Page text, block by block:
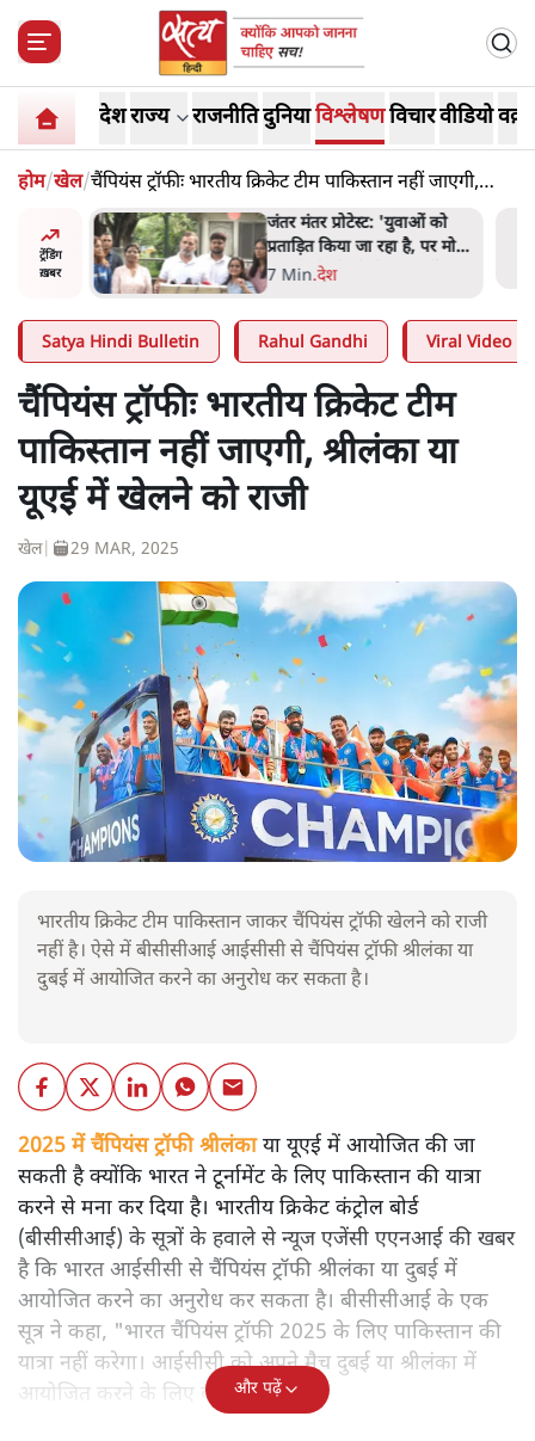
देशराज्य राजनीतिदुनियाविश्लेषणविचारवीडियो
होम/खेल/चैंपियंस ट्रॉफीः भारतीय क्रिकेट टीम पाकिस्तान नहीं जाएगी,
श्रीलंका या यूएई में खेलने को राजी
ट्रेंडिंग
ख़बर
न
सुने':
जंतर मंतर प्रोटेस्ट: 'युवाओं को
प्रताड़ित किया जा रहा है, पर मोदी-
शाह में बोलने की हिम्मत नहीं'-
राहुल
7 Min.देश
Satya Hindi Bulletin Rahul Gandhi Viral Video
चैंपियंस ट्रॉफीः भारतीय क्रिकेट टीम
पाकिस्तान नहीं जाएगी, श्रीलंका या
यूएई में खेलने को राजी
खेल| 29 MAR, 2025
भारतीय क्रिकेट टीम पाकिस्तान जाकर चैंपियंस ट्रॉफी खेलने को राजी
नहीं है। ऐसे में बीसीसीआई आईसीसी से चैंपियंस ट्रॉफी श्रीलंका या
दुबई में आयोजित करने का अनुरोध कर सकता है।
2025 में चैंपियंस ट्रॉफी श्रीलंका या यूएई में आयोजित की जा
सकती है क्योंकि भारत ने टूर्नामेंट के लिए पाकिस्तान की यात्रा
करने से मना कर दिया है। भारतीय क्रिकेट कंट्रोल बोर्ड
(बीसीसीआई) के सूत्रों के हवाले से न्यूज एजेंसी एएनआई की खबर
है कि भारत आईसीसी से चैंपियंस ट्रॉफी श्रीलंका या दुबई में
आयोजित करने का अनुरोध कर सकता है। बीसीसीआई के एक
सूत्र ने कहा, "भारत चैंपियंस ट्रॉफी 2025 के लिए पाकिस्तान की
यात्रा नहीं करेगा। आईसीसी को अपने मैच दुबई या श्रीलंका में
आयोजित करने के लिए कहेंगे।"और पढ़ें